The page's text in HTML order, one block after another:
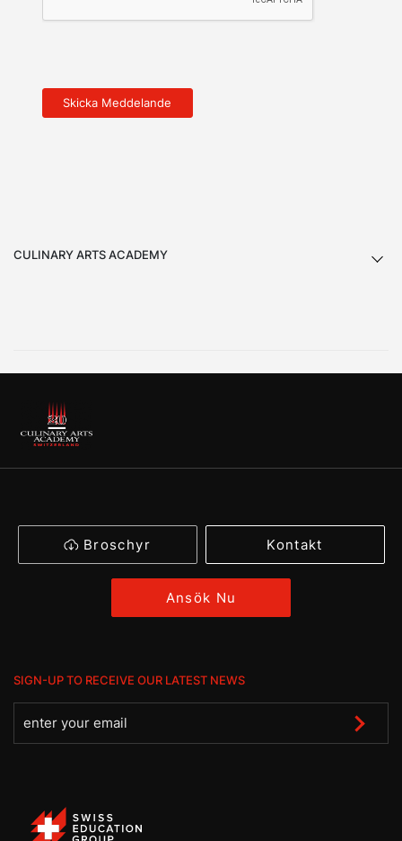
CULINARY ARTS ACADEMY
Broschyr Kontakt
Ansök Nu
SIGN-UP TO RECEIVE OUR LATEST NEWS